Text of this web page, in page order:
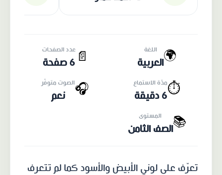
🌍 اللغة
العربية 📄
عدد الصفحات
6 صفحة
⏱️مدّة الاستماع
6 دقيقة
🎧الصوت متوفّر
نعم
📚 المستوى
الصف الثامن
تعرّف على لوني الأبيض والأسود كما لم تتعرف